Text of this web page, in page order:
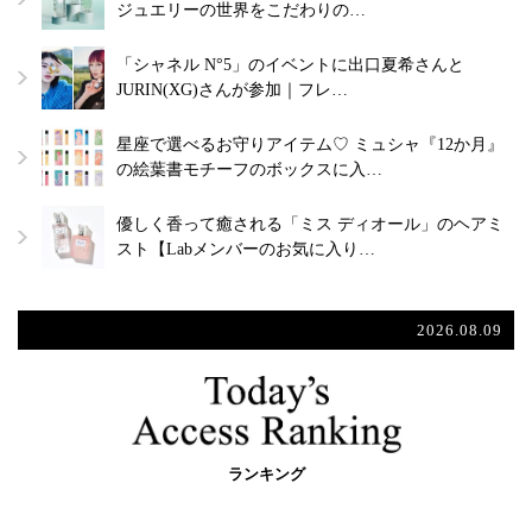
ジュエリーの世界をこだわりの…
「シャネル N°5」のイベントに出口夏希さんと
JURIN(XG)さんが参加｜フレ…
星座で選べるお守りアイテム♡ ミュシャ『12か月』
の絵葉書モチーフのボックスに入…
優しく香って癒される「ミス ディオール」のヘアミ
スト【Labメンバーのお気に入り…
2026.08.09
ランキング